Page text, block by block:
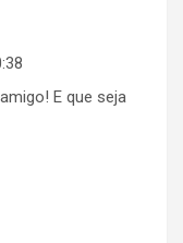
E que seja